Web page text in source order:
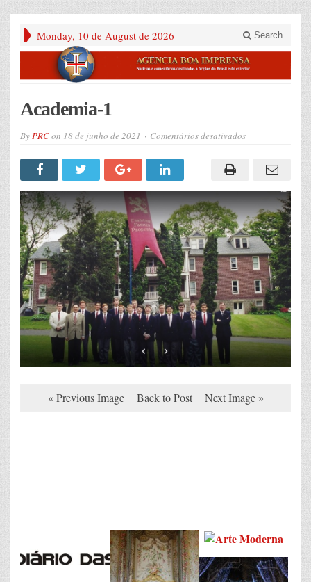
Monday, 10 de August de 2026 Search
Academia-1
ByPRCon 18 de junho de 2021 Comentários desativadosem
« Previous Image Back to Post Next Image »